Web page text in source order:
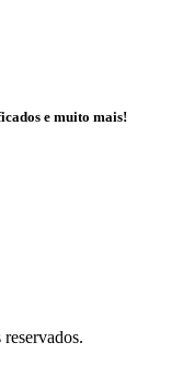
e muito mais!